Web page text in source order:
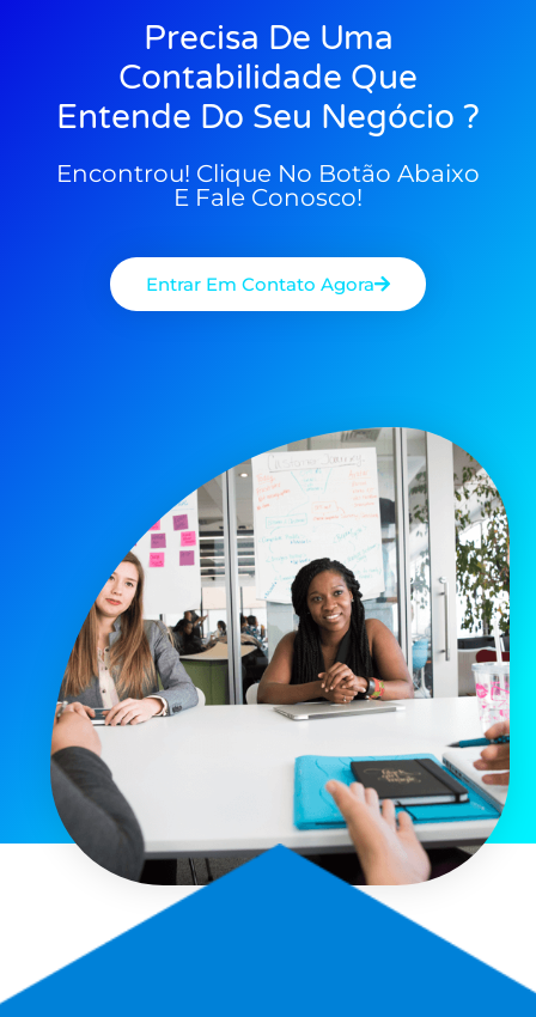
Precisa De Uma
Contabilidade Que
Entende Do Seu Negócio ?
Encontrou! Clique No Botão Abaixo
E Fale Conosco!
Entrar Em Contato Agora